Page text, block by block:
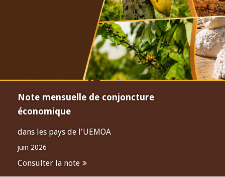
Note mensuelle de conjoncture
économique
dans les pays de l'UEMOA
juin 2026
Consulter la note